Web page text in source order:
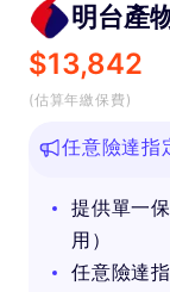
明台產
$13,842
(估算年繳保費)
任意險達指
提供單一
用）
任意險達